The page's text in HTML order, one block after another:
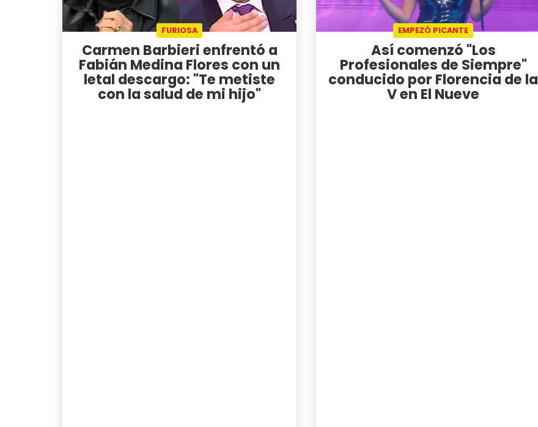
FURIOSA
Carmen Barbieri enfrentó a
Fabián Medina Flores con un
letal descargo: "Te metiste
con la salud de mi hijo"
EMPEZÓ PICANTE
Así comenzó "Los
Profesionales de Siempre"
conducido por Florencia de la
V en El Nueve